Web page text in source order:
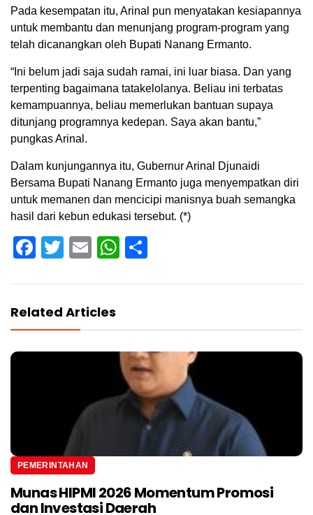
Pada kesempatan itu, Arinal pun menyatakan kesiapannya
untuk membantu dan menunjang program-program yang
telah dicanangkan oleh Bupati Nanang Ermanto.
“Ini belum jadi saja sudah ramai, ini luar biasa. Dan yang
terpenting bagaimana tatakelolanya. Beliau ini terbatas
kemampuannya, beliau memerlukan bantuan supaya
ditunjang programnya kedepan. Saya akan bantu,”
pungkas Arinal.
Dalam kunjungannya itu, Gubernur Arinal Djunaidi
Bersama Bupati Nanang Ermanto juga menyempatkan diri
untuk memanen dan mencicipi manisnya buah semangka
hasil dari kebun edukasi tersebut. (*)
Facebook
Twitter
EmailWhatsApp
Related Articles
PEMERINTAHAN
Munas HIPMI 2026 Momentum Promosi
dan Investasi Daerah